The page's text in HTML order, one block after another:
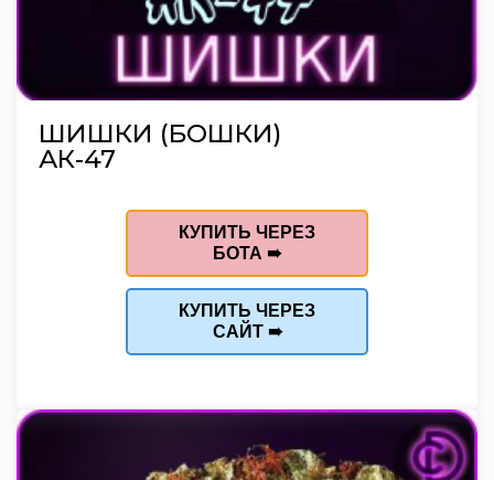
ШИШКИ (БОШКИ)
АК-47
КУПИТЬ ЧЕРЕЗ
БОТА ➠
КУПИТЬ ЧЕРЕЗ
САЙТ ➠